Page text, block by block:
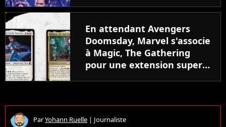
En attendant Avengers
Doomsday, Marvel s'associe
à Magic, The Gathering
pour une extension super-
ParYohann Ruelle | Journaliste